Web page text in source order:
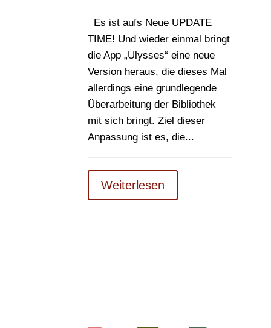
Es ist aufs Neue UPDATE
TIME! Und wieder einmal bringt
die App „Ulysses“ eine neue
Version heraus, die dieses Mal
allerdings eine grundlegende
Überarbeitung der Bibliothek
mit sich bringt. Ziel dieser
Anpassung ist es, die...
Weiterlesen